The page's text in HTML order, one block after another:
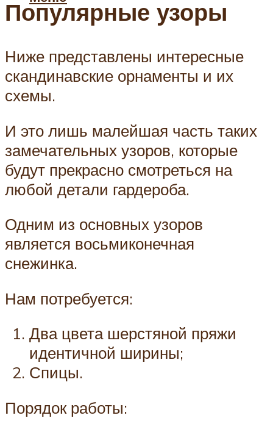
Популярные узоры
Ниже представлены интересные
скандинавские орнаменты и их
схемы.
И это лишь малейшая часть таких
замечательных узоров, которые
будут прекрасно смотреться на
любой детали гардероба.
Одним из основных узоров
является восьмиконечная
снежинка.
Нам потребуется:
Два цвета шерстяной пряжи
идентичной ширины;
Спицы.
Порядок работы: